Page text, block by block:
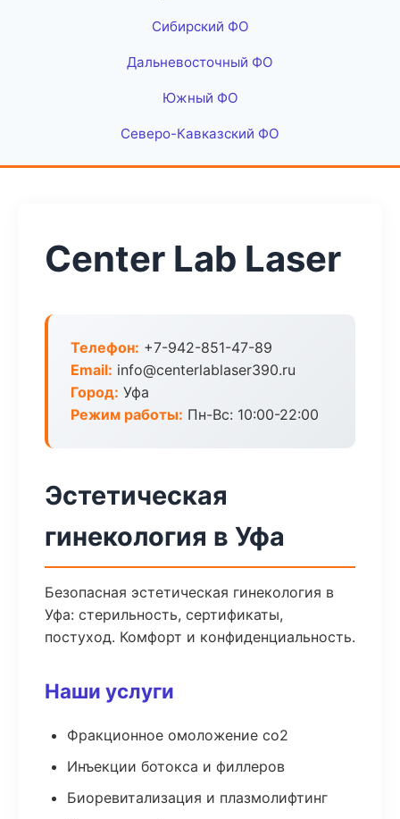
Сибирский ФО
Дальневосточный ФО
Южный ФО
Северо-Кавказский ФО
Center Lab Laser
Телефон: +7-942-851-47-89
Email: info@centerlablaser390.ru
Город: Уфа
Режим работы: Пн-Вс: 10:00-22:00
Эстетическая
гинекология в Уфа
Безопасная эстетическая гинекология в
Уфа: стерильность, сертификаты,
постуход. Комфорт и конфиденциальность.
Наши услуги
Фракционное омоложение co2
Инъекции ботокса и филлеров
Биоревитализация и плазмолифтинг